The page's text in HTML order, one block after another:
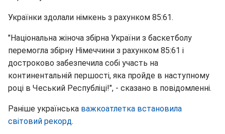
Українки здолали німкень з рахунком 85:61.
"Національна жіноча збірна України з баскетболу
перемогла збірну Німеччини з рахунком 85:61 і
достроково забезпечила собі участь на
континентальній першості, яка пройде в наступному
році в Чеський Республіці!", - сказано в повідомленні.
Раніше українська важкоатлетка встановила
світовий рекорд.